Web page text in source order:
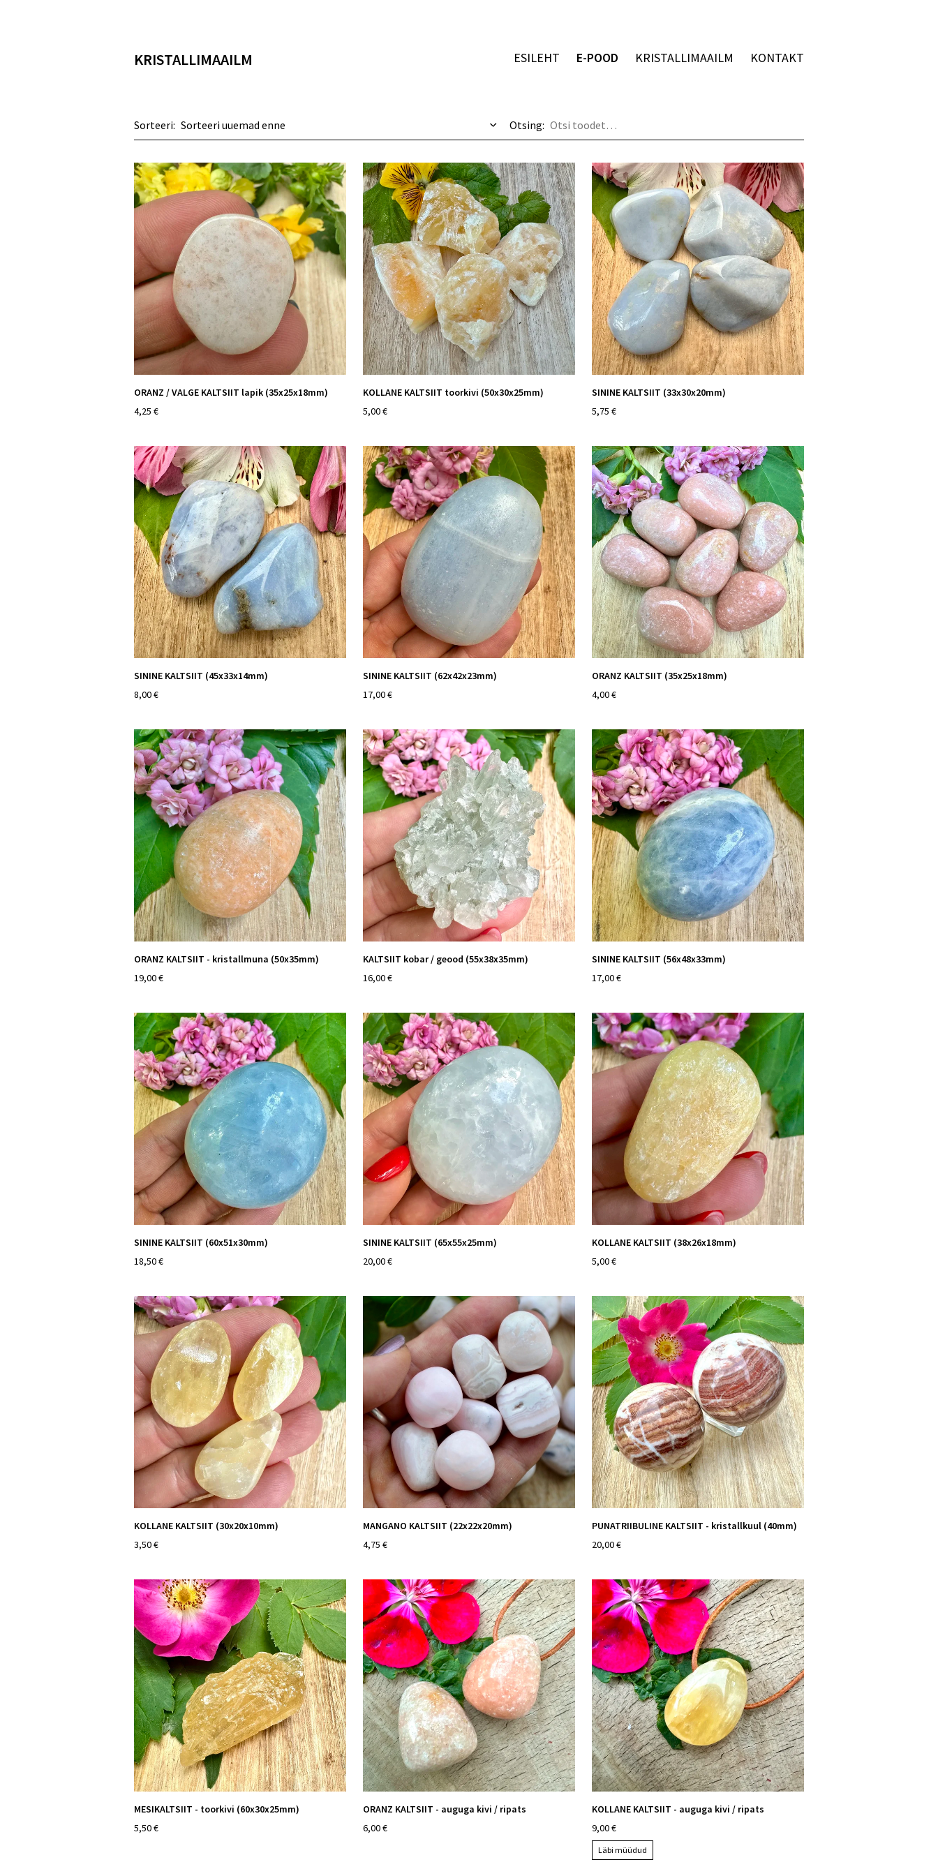
KRISTALLIMAAILM ESILEHT E-POOD KRISTALLIMAAILM KONTAKT
Sorteeri: Otsing:
ORANZ / VALGE KALTSIIT lapik (35x25x18mm)
4,25 €
KOLLANE KALTSIIT toorkivi (50x30x25mm)
5,00 €
SININE KALTSIIT (33x30x20mm)
5,75 €
SININE KALTSIIT (45x33x14mm)
8,00 €
SININE KALTSIIT (62x42x23mm)
17,00 €
ORANZ KALTSIIT (35x25x18mm)
4,00 €
ORANZ KALTSIIT - kristallmuna (50x35mm)
19,00 €
KALTSIIT kobar / geood (55x38x35mm)
16,00 €
SININE KALTSIIT (56x48x33mm)
17,00 €
SININE KALTSIIT (60x51x30mm)
18,50 €
SININE KALTSIIT (65x55x25mm)
20,00 €
KOLLANE KALTSIIT (38x26x18mm)
5,00 €
KOLLANE KALTSIIT (30x20x10mm)
3,50 €
MANGANO KALTSIIT (22x22x20mm)
4,75 €
PUNATRIIBULINE KALTSIIT - kristallkuul (40mm)
20,00 €
MESIKALTSIIT - toorkivi (60x30x25mm)
5,50 €
ORANZ KALTSIIT - auguga kivi / ripats
6,00 €
KOLLANE KALTSIIT - auguga kivi / ripats
9,00 €
Läbi müüdud